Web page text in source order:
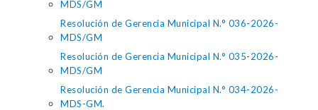
MDS/GM
Resolución de Gerencia Municipal N.° 036-2026-
MDS/GM
Resolución de Gerencia Municipal N.° 035-2026-
MDS/GM
Resolución de Gerencia Municipal N.° 034-2026-
MDS-GM.